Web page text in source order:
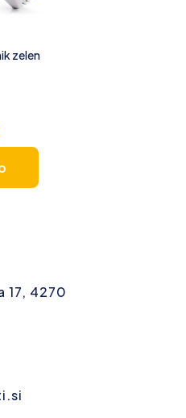
zelen
17, 4270